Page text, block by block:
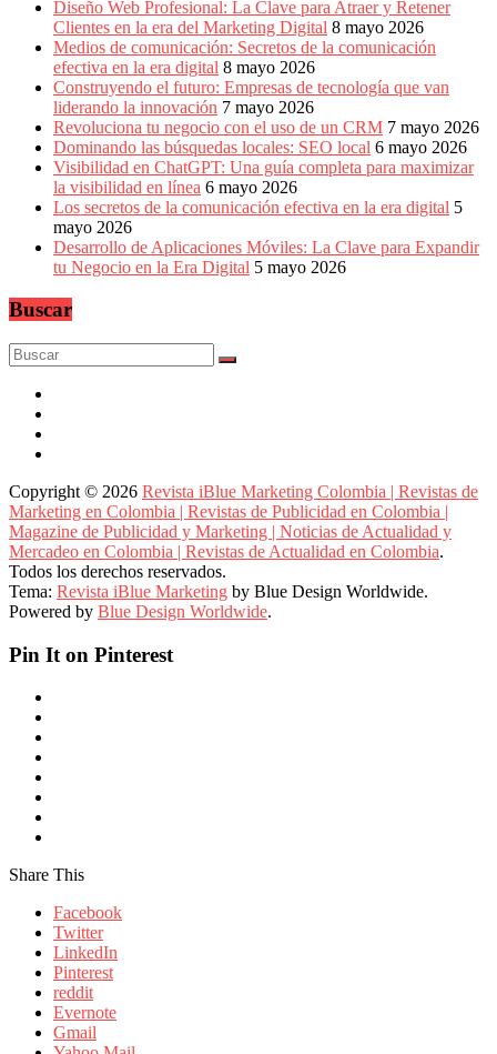
Diseño Web Profesional: La Clave para Atraer y Retener
Clientes en la era del Marketing Digital 8 mayo 2026
Medios de comunicación: Secretos de la comunicación
efectiva en la era digital 8 mayo 2026
Construyendo el futuro: Empresas de tecnología que van
liderando la innovación 7 mayo 2026
Revoluciona tu negocio con el uso de un CRM 7 mayo 2026
Dominando las búsquedas locales: SEO local 6 mayo 2026
Visibilidad en ChatGPT: Una guía completa para maximizar
la visibilidad en línea 6 mayo 2026
Los secretos de la comunicación efectiva en la era digital 5
mayo 2026
Desarrollo de Aplicaciones Móviles: La Clave para Expandir
tu Negocio en la Era Digital 5 mayo 2026
Buscar
Copyright © 2026 Revista iBlue Marketing Colombia | Revistas de
Marketing en Colombia | Revistas de Publicidad en Colombia |
Magazine de Publicidad y Marketing | Noticias de Actualidad y
Mercadeo en Colombia | Revistas de Actualidad en Colombia.
Todos los derechos reservados.
Tema: Revista iBlue Marketing by Blue Design Worldwide.
Powered by Blue Design Worldwide.
Pin It on Pinterest
Share This
Facebook
Twitter
LinkedIn
Pinterest
reddit
Evernote
Gmail